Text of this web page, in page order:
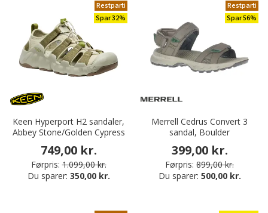
Restparti
Spar 32%
Keen Hyperport H2 sandaler,
Abbey Stone/Golden Cypress
749,00 kr.
Førpris: 1.099,00 kr.
Du sparer: 350,00 kr.
Restparti
Spar 56%
Merrell Cedrus Convert 3
sandal, Boulder
399,00 kr.
Førpris: 899,00 kr.
Du sparer: 500,00 kr.